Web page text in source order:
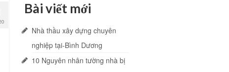
Bài viết mới
Nhà thầu xây dựng chuyên
nghiệp tại-Bình Dương
10 Nguyên nhân tường nhà bị